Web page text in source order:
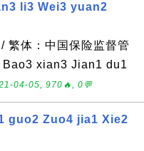
li3 Wei3 yuan2
繁体：中国保险监督管
Bao3 xian3 Jian1 du1
04-05, 970🔥, 0💬
guo2 Zuo4 jia1 Xie2